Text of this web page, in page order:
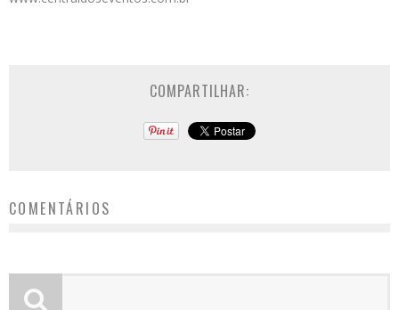
COMPARTILHAR:
COMENTÁRIOS